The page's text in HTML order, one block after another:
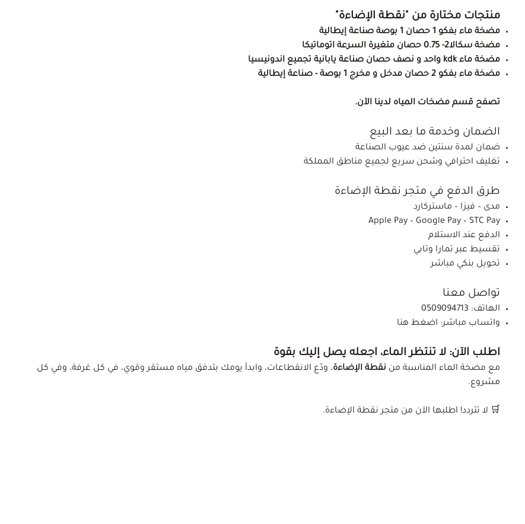
منتجات مختارة من "نقطة الإضاءة"
مضخة ماء بفكو 1 حصان 1 بوصة صناعة إيطالية
مضخة سكالا2- 0.75 حصان متغيرة السرعة اتوماتيكا
مضخة ماء kdk واحد و نصف حصان صناعة يابانية تجميع اندونيسيا
مضخة ماء بفكو 2 حصان مدخل و مخرج 1 بوصة - صناعة إيطالية
تصفح قسم مضخات المياه لدينا الآن.
الضمان وخدمة ما بعد البيع
ضمان لمدة سنتين ضد عيوب الصناعة
تغليف احترافي وشحن سريع لجميع مناطق المملكة
طرق الدفع في متجر نقطة الإضاءة
مدى – فيزا – ماستركارد
Apple Pay – Google Pay – STC Pay
الدفع عند الاستلام
تقسيط عبر تمارا وتابي
تحويل بنكي مباشر
تواصل معنا
الهاتف: 0509094713
واتساب مباشر: اضغط هنا
اطلب الآن: لا تنتظر الماء، اجعله يصل إليك بقوة
مع مضخة الماء المناسبة من نقطة الإضاءة، ودّع الانقطاعات، وابدأ يومك بتدفق مياه مستقر وقوي، في كل غرفة، وفي كل
مشروع.
🛒 لا تتردد! اطلبها الآن من متجر نقطة الإضاءة.